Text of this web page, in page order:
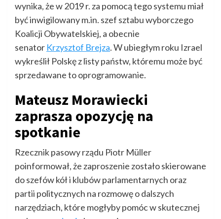
wynika, że w 2019 r. za pomocą tego systemu miał
być inwigilowany m.in. szef sztabu wyborczego
Koalicji Obywatelskiej, a obecnie
senator Krzysztof Brejza. W ubiegłym roku Izrael
wykreślił Polskę z listy państw, któremu może być
sprzedawane to oprogramowanie.
Mateusz Morawiecki
zaprasza opozycję na
spotkanie
Rzecznik pasowy rządu Piotr Müller
poinformował, że zaproszenie zostało skierowane
do szefów kół i klubów parlamentarnych oraz
partii politycznych na rozmowę o dalszych
narzędziach, które mogłyby pomóc w skutecznej